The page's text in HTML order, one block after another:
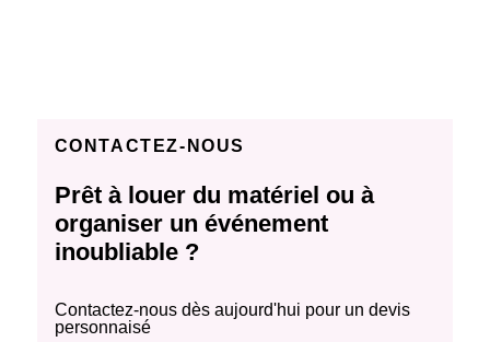
CONTACTEZ-NOUS
Prêt à louer du matériel ou à
organiser un événement
inoubliable ?
Contactez-nous dès aujourd'hui pour un devis
personnaisé